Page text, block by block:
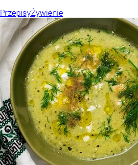
PrzepisyŻywienie